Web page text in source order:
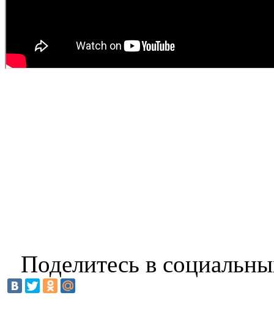
Поделитесь в